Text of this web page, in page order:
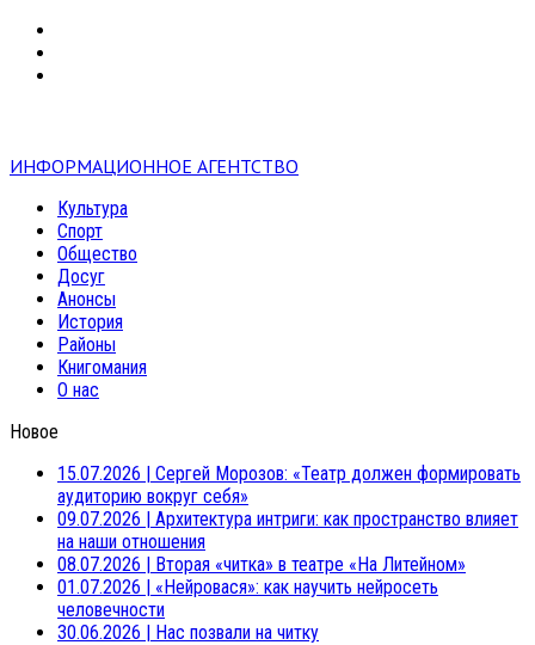
ИНФОРМАЦИОННОЕ АГЕНТСТВО
Культура
Спорт
Общество
Досуг
Анонсы
История
Районы
Книгомания
О нас
Новое
15.07.2026 | Сергей Морозов: «Театр должен формировать
аудиторию вокруг себя»
09.07.2026 | Архитектура интриги: как пространство влияет
на наши отношения
08.07.2026 | Вторая «читка» в театре «На Литейном»
01.07.2026 | «Нейровася»: как научить нейросеть
человечности
30.06.2026 | Нас позвали на читку